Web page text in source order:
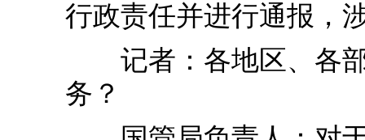
行政责任并进行通报，
记者：各地区、各部
务？